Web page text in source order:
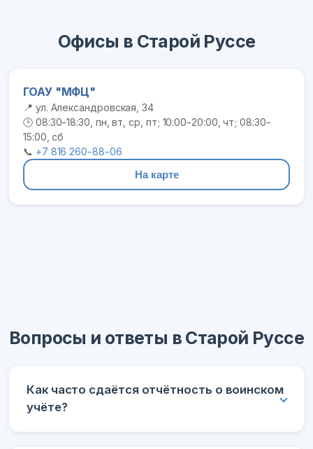
Офисы в Старой Руссе
ГОАУ "МФЦ"
📍 ул. Александровская, 34
🕒 08:30-18:30, пн, вт, ср, пт; 10:00-20:00, чт; 08:30-
15:00, сб
📞 +7 816 260-88-06
На карте
Вопросы и ответы в Старой Руссе
Как часто сдаётся отчётность о воинском
учёте?